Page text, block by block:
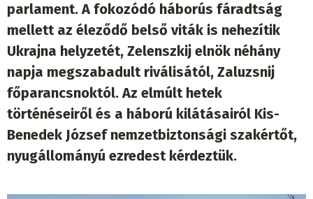
parlament. A fokozódó háborús fáradtság
mellett az éleződő belső viták is nehezítik
Ukrajna helyzetét, Zelenszkij elnök néhány
napja megszabadult riválisától, Zaluzsnij
főparancsnoktól. Az elmúlt hetek
történéseiről és a háború kilátásairól Kis-
Benedek József nemzetbiztonsági szakértőt,
nyugállományú ezredest kérdeztük.